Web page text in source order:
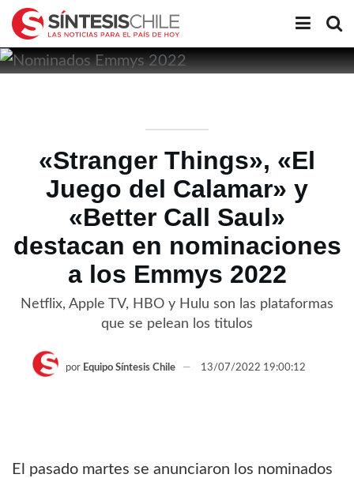
«Stranger Things», «El
Juego del Calamar» y
«Better Call Saul»
destacan en nominaciones
a los Emmys 2022
Netflix, Apple TV, HBO y Hulu son las plataformas
que se pelean los titulos
por Equipo Síntesis Chile 13/07/2022 19:00:12
El pasado martes se anunciaron los nominados